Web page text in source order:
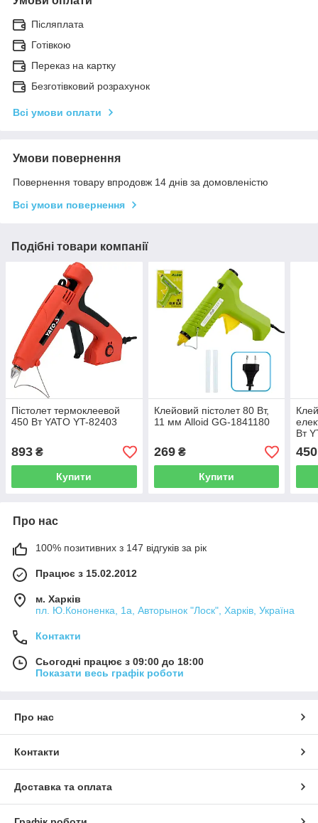
Післяплата
Готівкою
Переказ на картку
Безготівковий розрахунок
Всі умови оплати
Умови повернення
Повернення товару впродовж 14 днів за домовленістю
Всі умови повернення
Подібні товари компанії
Пістолет термоклеевой
450 Вт YATO YT-82403
893 ₴
Купити
Клейовий пістолет 80 Вт,
11 мм Alloid GG-1841180
269₴
Купити
Вт
450
Про нас
100% позитивних з 147 відгуків за рік
Працює з 15.02.2012
м. Харків
пл. Ю.Кононенка, 1а, Авторынок "Лоск", Харків, Україна
Контакти
Сьогодні працює з 09:00 до 18:00
Показати весь графік роботи
Про нас
Контакти
Доставка та оплата